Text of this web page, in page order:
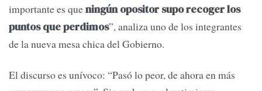
importante es queningún opositor supo recoger los
puntos que perdimos”, analiza uno de los integrantes
de la nueva mesa chica del Gobierno.
El discurso es unívoco: “Pasó lo peor, de ahora en más